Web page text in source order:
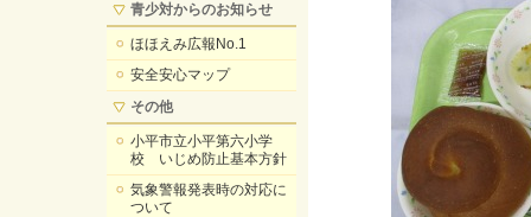
青少対からのお知らせ
ほほえみ広報No.1
安全安心マップ
その他
小平市立小平第六小学
校 いじめ防止基本方針
気象警報発表時の対応に
ついて